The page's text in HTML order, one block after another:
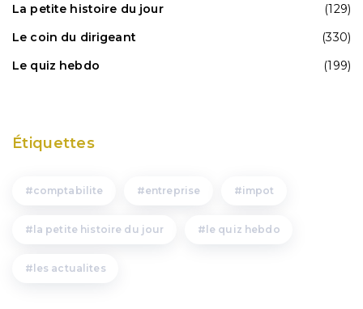
La petite histoire du jour
(129)
Le coin du dirigeant
(330)
Le quiz hebdo
(199)
Étiquettes
comptabilite entreprise impot
la petite histoire du jour le quiz hebdo
les actualites